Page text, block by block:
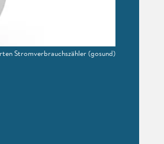
Stromverbrauchszähler(gosund)